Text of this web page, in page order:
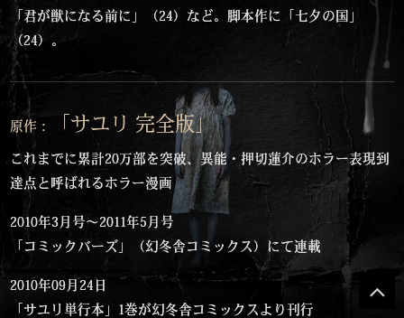
「君が獣になる前に」（24）など。脚本作に「七夕の国」
（24）。
原作： 「サユリ 完全版」
これまでに累計20万部を突破、異能・押切蓮介のホラー表現到
達点と呼ばれるホラー漫画
2010年3月号〜2011年5月号
「コミックバーズ」（幻冬舎コミックス）にて連載
2010年09月24日
「サユリ単行本」1巻が幻冬舎コミックスより刊行